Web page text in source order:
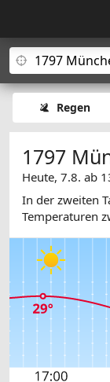
Regen
1797
Heute, 7.8. ab
In der zweiten
Temperaturen